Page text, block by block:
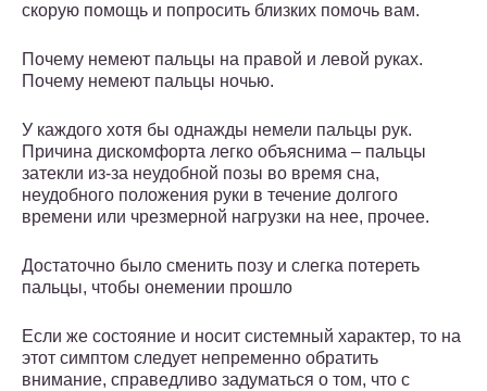
скорую помощь и попросить близких помочь вам.
Почему немеют пальцы на правой и левой руках.
Почему немеют пальцы ночью.
У каждого хотя бы однажды немели пальцы рук.
Причина дискомфорта легко объяснима – пальцы
затекли из-за неудобной позы во время сна,
неудобного положения руки в течение долгого
времени или чрезмерной нагрузки на нее, прочее.
Достаточно было сменить позу и слегка потереть
пальцы, чтобы онемении прошло
Если же состояние и носит системный характер, то на
этот симптом следует непременно обратить
внимание, справедливо задуматься о том, что с